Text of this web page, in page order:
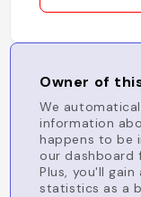
Owner of
We
information
happens to be
our dashboard
Plus, you'll
statistics as a